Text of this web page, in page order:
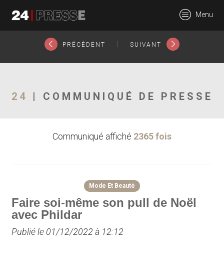
24Presse -
Communiqués de
Menu
PRÉCÉDENT SUIVANT
24 | COMMUNIQUÉ DE PRESSE
Communiqué affiché 2365 fois
Mode Et Beauté
Faire soi-même son pull de Noël
avec Phildar
Publié le 01/12/2022 à 12:12